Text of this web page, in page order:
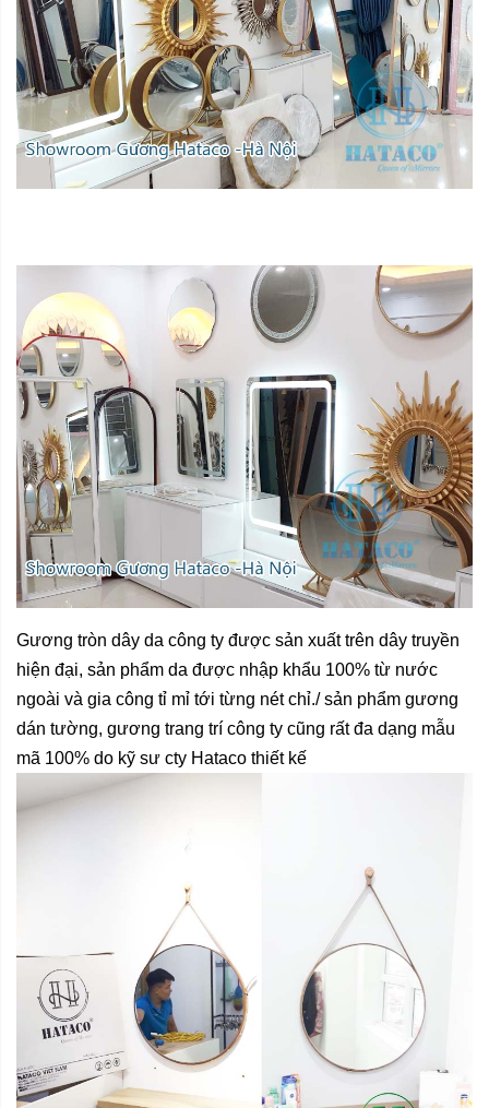
Gương tròn dây da công ty được sản xuất trên dây truyền
hiện đại, sản phẩm da được nhập khẩu 100% từ nước
ngoài và gia công tỉ mỉ tới từng nét chỉ./ sản phẩm gương
dán tường, gương trang trí công ty cũng rất đa dạng mẫu
mã 100% do kỹ sư cty Hataco thiết kế